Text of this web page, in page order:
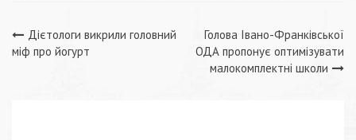
Навігація
Дієтологи викрили головний
міф про йогурт
Голова Івано-Франківської
ОДА пропонує оптимізувати
малокомплектні школи